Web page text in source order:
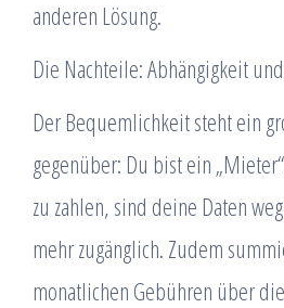
anderen Lösung.
Die Nachteile: Abhängigkeit
Der Bequemlichkeit steht ein
gegenüber: Du bist ein
zu zahlen, sind deine Daten
mehr zugänglich. Zudem
monatlichen Gebühren über